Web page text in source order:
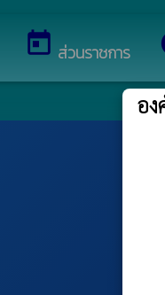
today ส่วนราชการ
ยินดีต้อนรับสู่เว็บไซ
อ